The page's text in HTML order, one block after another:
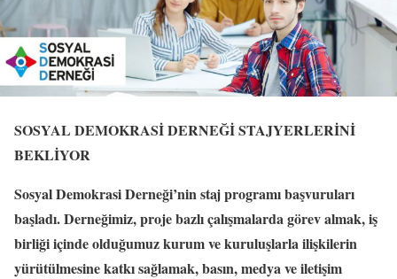
SOSYAL DEMOKRASİ DERNEĞİ STAJYERLERİNİ
BEKLİYOR
Sosyal Demokrasi Derneği’nin staj programı başvuruları
başladı. Derneğimiz, proje bazlı çalışmalarda görev almak, iş
birliği içinde olduğumuz kurum ve kuruluşlarla ilişkilerin
yürütülmesine katkı sağlamak, basın, medya ve iletişim